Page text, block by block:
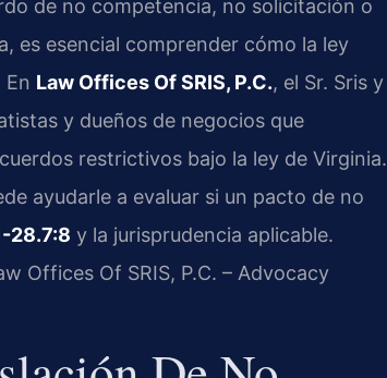
de no competencia, no solicitación o
es esencial comprender cómo la ley
Law Offices Of SRIS, P.C., el Sr. Sris y
y dueños de negocios que
restrictivos bajo la ley de Virginia.
ayudarle a evaluar si un pacto de no
28.7:8 y la jurisprudencia aplicable.
Offices Of SRIS, P.C. – Advocacy